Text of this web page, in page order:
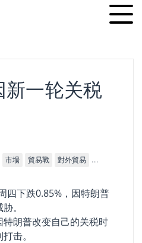
一轮关税
市場 貿易戰 對外貿易 經濟指標
四下跌0.85%，因特朗普
。
特朗普改变自己的关税时
击。